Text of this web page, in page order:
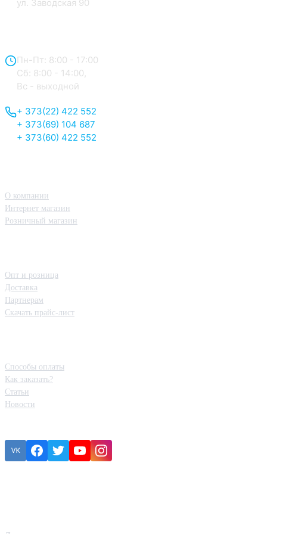
ул. Заводская 90
Пн-Пт: 8:00 - 17:00
Сб: 8:00 - 14:00,
Вс - выходной
+ 373(22) 422 552
+ 373(69) 104 687
+ 373(60) 422 552
О компании
Интернет магазин
Розничный магазин
Опт и розница
Доставка
Партнерам
Скачать прайс-лист
Способы оплаты
Как заказать?
Статьи
Новости